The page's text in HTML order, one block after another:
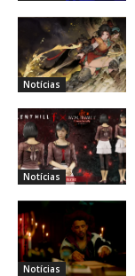
Notícias
Notícias
Notícias